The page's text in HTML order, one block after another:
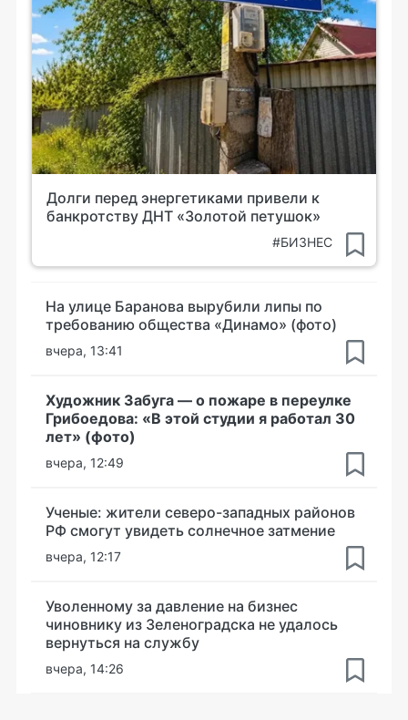
Долги перед энергетиками привели к
банкротству ДНТ «Золотой петушок»
#БИЗНЕС
На улице Баранова вырубили липы по
требованию общества «Динамо» (фото)
вчера, 13:41
Художник Забуга — о пожаре в переулке
Грибоедова: «В этой студии я работал 30
лет» (фото)
вчера, 12:49
Ученые: жители северо-западных районов
РФ смогут увидеть солнечное затмение
вчера, 12:17
Уволенному за давление на бизнес
чиновнику из Зеленоградска не удалось
вернуться на службу
вчера, 14:26